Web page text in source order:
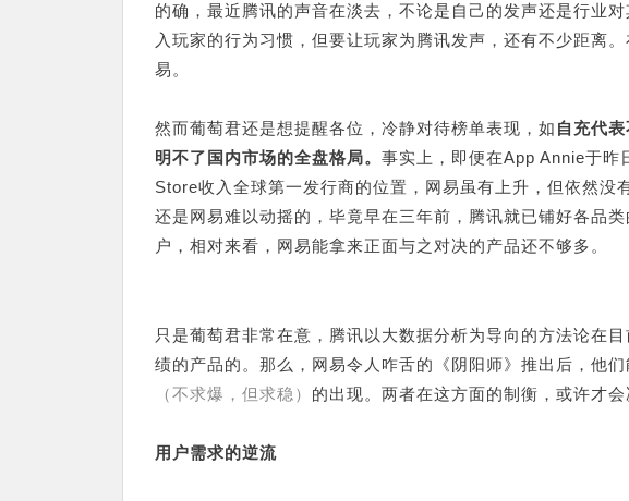
的确，最近腾讯的声音在淡去，不论是自己的发声还是行业
入玩家的行为习惯，但要让玩家为腾讯发声，还有不少距离
易。
然而葡萄君还是想提醒各位，冷静对待榜单表现，如 自充代
明不了国内市场的全盘格局。 事实上，即便在App Annie于昨
Store收入全球第一发行商的位置，网易虽有上升，但依然没
还是网易难以动摇的，毕竟早在三年前，腾讯就已铺好各品
户，相对来看，网易能拿来正面与之对决的产品还不够多。
只是葡萄君非常在意，腾讯以大数据分析为导向的方法论在
绩的产品的。那么，网易令人咋舌的《阴阳师》推出后，他
（不求爆，但求稳） 的出现。两者在这方面的制衡，或许才会
用户需求的逆流